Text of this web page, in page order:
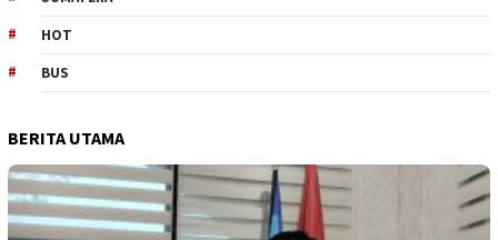
HOT
BUS
BERITA UTAMA